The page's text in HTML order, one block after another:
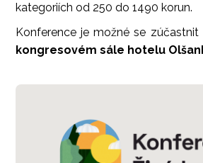
kategoriích od 250 do 1490 korun.
Konference je možné se
kongresovém sále hotelu